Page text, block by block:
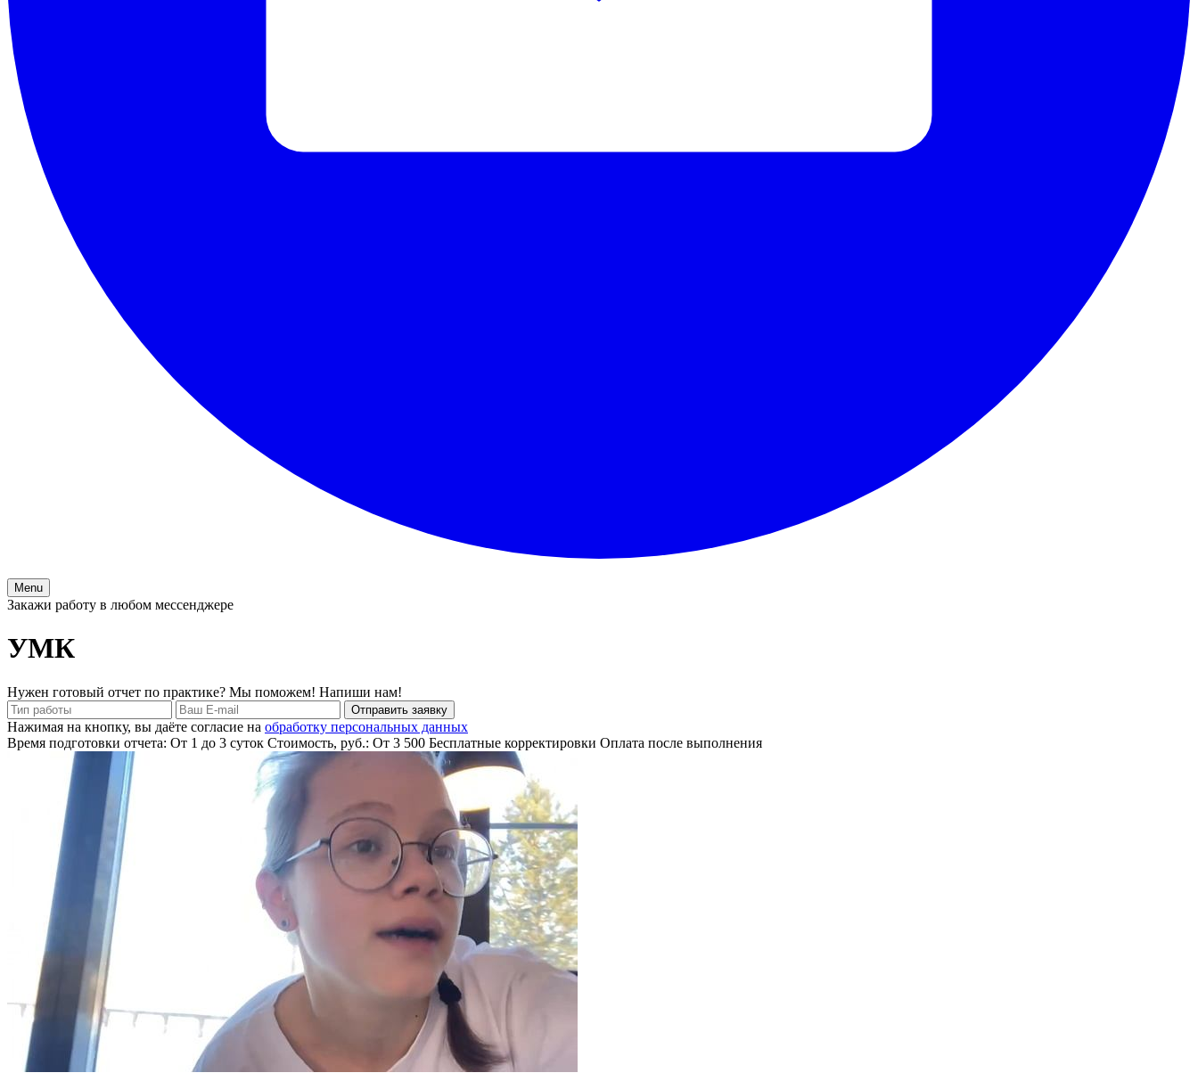
Menu
Закажи работу в любом мессенджере
УМК
Нужен готовый отчет по практике? Мы поможем! Напиши нам!
Отправить заявку
Нажимая на кнопку, вы даёте согласие на обработку персональных данных
Время подготовки отчета: От 1 до 3 суток Стоимость, руб.: От 3 500 Бесплатные корректировки Оплата после выполнения